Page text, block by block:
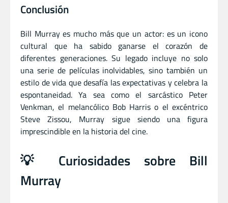
Conclusión
Bill Murray es mucho más que un actor: es un icono
cultural que ha sabido ganarse el corazón de
diferentes generaciones. Su legado incluye no solo
una serie de películas inolvidables, sino también un
estilo de vida que desafía las expectativas y celebra la
espontaneidad. Ya sea como el sarcástico Peter
Venkman, el melancólico Bob Harris o el excéntrico
Steve Zissou, Murray sigue siendo una figura
imprescindible en la historia del cine.
💡 Curiosidades sobre Bill
Murray